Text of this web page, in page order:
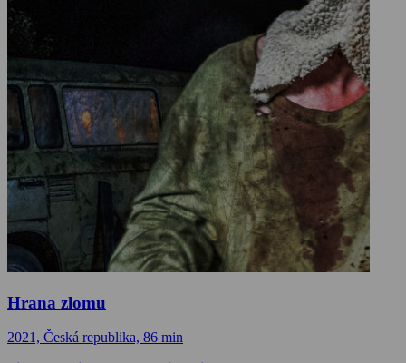
Hrana zlomu
2021, Česká republika, 86 min